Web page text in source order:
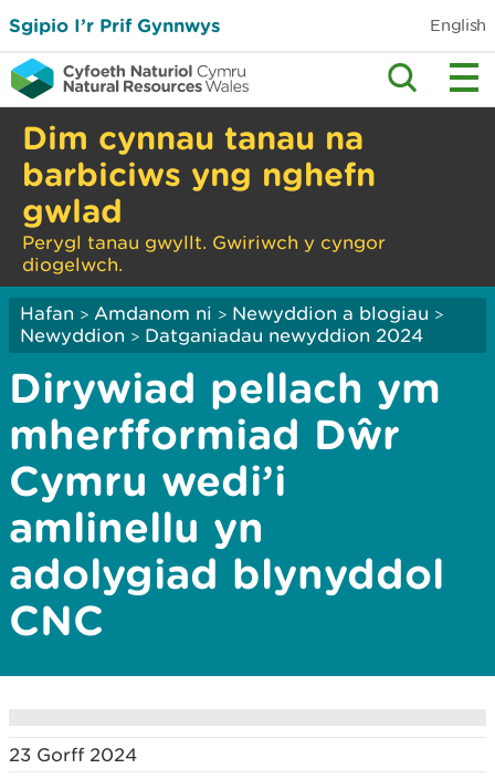
Sgipio I’r Prif Gynnwys English
Dim cynnau tanau na
barbiciws yng nghefn
gwlad
Perygl tanau gwyllt. Gwiriwch y cyngor
diogelwch.
Hafan > Amdanom ni > Newyddion a blogiau >
Newyddion > Datganiadau newyddion 2024
Dirywiad pellach ym
mherfformiad Dŵr
Cymru wedi’i
amlinellu yn
adolygiad blynyddol
CNC
23 Gorff 2024